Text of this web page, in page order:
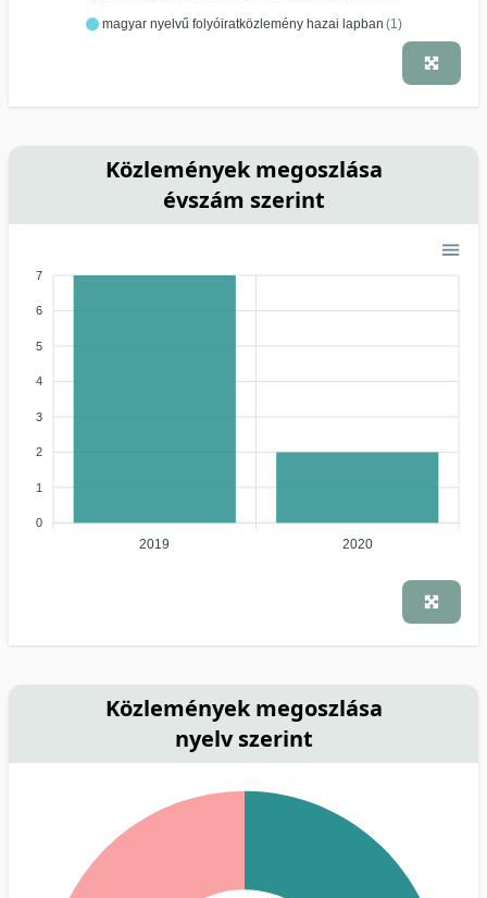
magyar nyelvű folyóiratközlemény hazai lapban (1)
Közlemények megoszlása
évszám szerint
7
6
5
4
3
2
1
0
2019 2020
Közlemények megoszlása
nyelv szerint